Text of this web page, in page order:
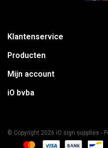
Klantenservice
Producten
Mijn account
iO bvba
© Copyright 2026 iO sign supplies -